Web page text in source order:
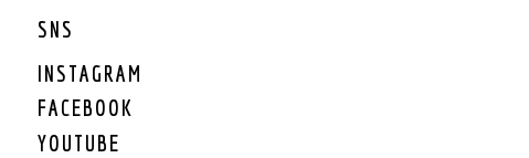
KIDS ROMPERS
KIDS BRAND
LIFESTYLE
SNS
INSTAGRAM
FACEBOOK
YOUTUBE